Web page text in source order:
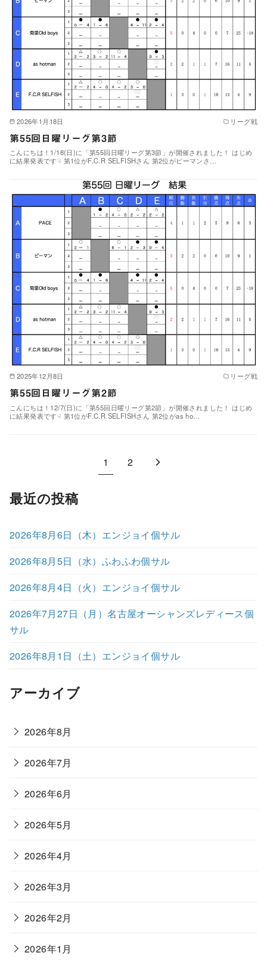
2026年1月18日
リーグ戦
第55回日曜リーグ第3節
こんにちは！1/18(日)に「第55回日曜リーグ第3節」が開催されました！ はじめ
に結果発表です☟ 第1位がF.C.R SELFISHさん 第2位がピーマンさ…
2025年12月8日
リーグ戦
第55回日曜リーグ第2節
こんにちは！12/7(日)に「第55回日曜リーグ第2節」が開催されました！ はじめ
に結果発表です☟ 第1位がF.C.R SELFISHさん 第2位がas ho…
1 2
最近の投稿
2026年8月6日（木）エンジョイ個サル
2026年8月5日（水）ふわふわ個サル
2026年8月4日（火）エンジョイ個サル
2026年7月27日（月）名古屋オーシャンズレディース個
サル
2026年8月1日（土）エンジョイ個サル
アーカイブ
2026年8月
2026年7月
2026年6月
2026年5月
2026年4月
2026年3月
2026年2月
2026年1月